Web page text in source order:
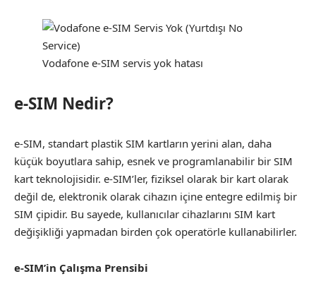
Vodafone e-SIM servis yok hatası
e-SIM Nedir?
e-SIM, standart plastik SIM kartların yerini alan, daha
küçük boyutlara sahip, esnek ve programlanabilir bir SIM
kart teknolojisidir. e-SIM’ler, fiziksel olarak bir kart olarak
değil de, elektronik olarak cihazın içine entegre edilmiş bir
SIM çipidir. Bu sayede, kullanıcılar cihazlarını SIM kart
değişikliği yapmadan birden çok operatörle kullanabilirler.
e-SIM’in Çalışma Prensibi